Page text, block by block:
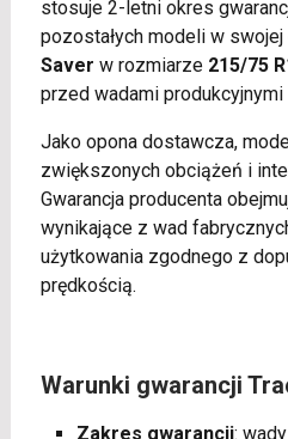
stosuje 2-letni okres
pozostałych modeli w
Saver w rozmiarze 215/75
przed wadami produkcyjnymi
Jako opona dostawcza,
zwiększonych obciążeń i
Gwarancja producenta
wynikające z wad
użytkowania zgodnego z
prędkością.
Warunki gwarancji
Zakres gwarancji: